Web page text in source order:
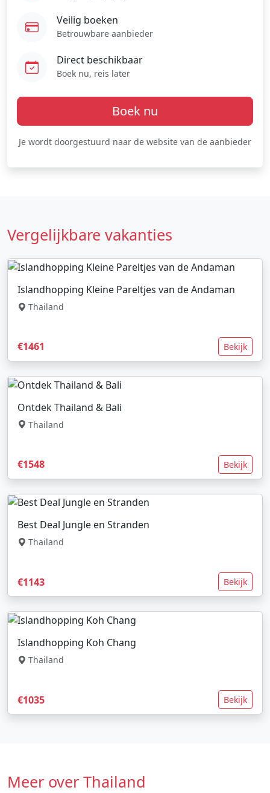
Veilig boeken
Betrouwbare aanbieder
Direct beschikbaar
Boek nu, reis later
Boek nu
Je wordt doorgestuurd naar de website van de aanbieder
Vergelijkbare vakanties
Islandhopping Kleine Pareltjes van de Andaman
Thailand
€1461 Bekijk
Ontdek Thailand & Bali
Thailand
€1548 Bekijk
Best Deal Jungle en Stranden
Thailand
€1143 Bekijk
Islandhopping Koh Chang
Thailand
€1035 Bekijk
Meer over Thailand